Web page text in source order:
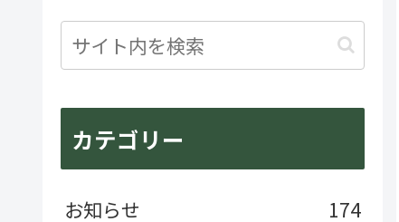
カテゴリー
お知らせ
174